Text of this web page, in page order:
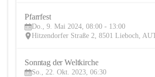
Pfarrfest
Do., 9. Mai 2024, 08:00 - 13:00
Hitzendorfer Straße 2, 8501 Lieboch,
Sonntag der Weltkirche
So., 22. Okt. 2023, 06:30